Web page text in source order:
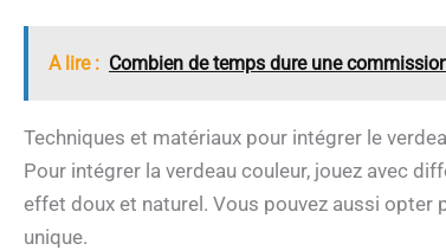
A lire : Combien de temps dure une
Techniques et matériaux pour intégrer le
Pour intégrer la verdeau couleur, jouez avec
effet doux et naturel. Vous pouvez aussi opter
unique.